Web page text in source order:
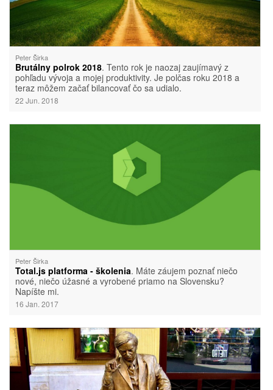
Peter Širka
Brutálny polrok 2018. Tento rok je naozaj zaujímavý z
pohľadu vývoja a mojej produktivity. Je polčas roku 2018 a
teraz môžem začať bilancovať čo sa udialo.
22 Jun. 2018
Peter Širka
Total.js platforma - školenia. Máte záujem poznať niečo
nové, niečo úžasné a vyrobené priamo na Slovensku?
Napíšte mi.
16 Jan. 2017